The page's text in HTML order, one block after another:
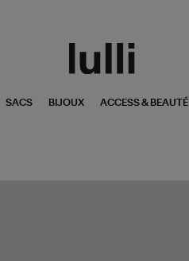
SACS BIJOUX ACCESS & BEAUTÉ